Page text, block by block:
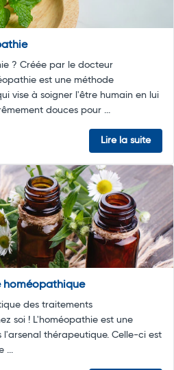
? Créée par le docteur
est une méthode
vise à soigner l'être humain en lui
douces pour ...
Lire la suite
homéopathique
des traitements
soi ! L'homéopathie est une
thérapeutique. Celle-ci est
...